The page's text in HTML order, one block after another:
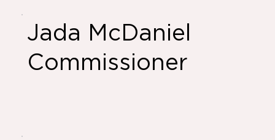
Jada McDaniel
Commissioner